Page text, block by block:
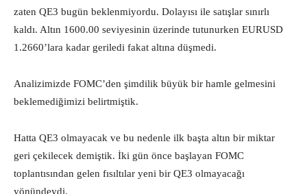
zaten QE3 bugün beklenmiyordu. Dolayısı ile satışlar sınırlı
kaldı. Altın 1600.00 seviyesinin üzerinde tutunurken EURUSD
1.2660’lara kadar geriledi fakat altına düşmedi.
Analizimizde FOMC’den şimdilik büyük bir hamle gelmesini
beklemediğimizi belirtmiştik.
Hatta QE3 olmayacak ve bu nedenle ilk başta altın bir miktar
geri çekilecek demiştik. İki gün önce başlayan FOMC
toplantısından gelen fısıltılar yeni bir QE3 olmayacağı
yönündeydi.